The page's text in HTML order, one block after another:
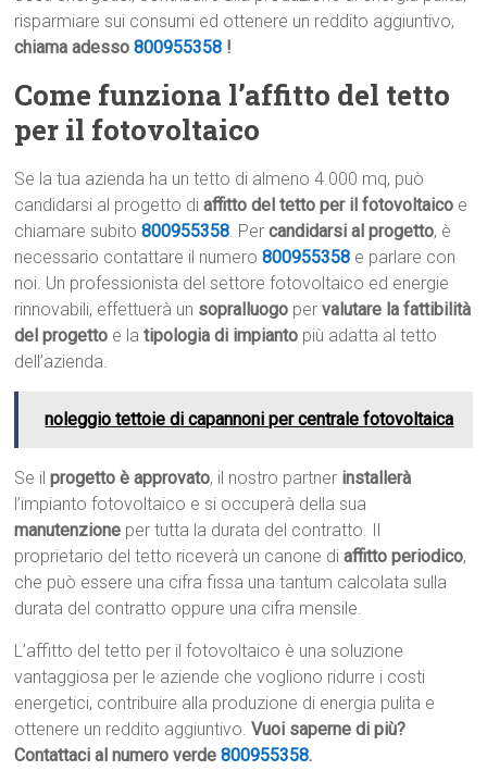
risparmiare sui consumi ed ottenere un reddito aggiuntivo,
chiama adesso800955358 !
Come funziona l’affitto del tetto
per il fotovoltaico
Se la tua azienda ha un tetto di almeno 4.000 mq, può
candidarsi al progetto diaffitto del tetto per il fotovoltaico e
chiamare subito800955358. Percandidarsi al progetto, è
necessario contattare il numero800955358 e parlare con
noi. Un professionista del settore fotovoltaico ed energie
rinnovabili, effettuerà un sopralluogo pervalutare la fattibilità
del progetto e latipologia di impianto più adatta al tetto
dell’azienda.
noleggio tettoie di capannoni per centrale fotovoltaica
Se ilprogetto è approvato, il nostro partner installerà
l’impianto fotovoltaico e si occuperà della sua
manutenzione per tutta la durata del contratto. Il
proprietario del tetto riceverà un canone diaffitto periodico,
che può essere una cifra fissa una tantum calcolata sulla
durata del contratto oppure una cifra mensile.
L’affitto del tetto per il fotovoltaico è una soluzione
vantaggiosa per le aziende che vogliono ridurre i costi
energetici, contribuire alla produzione di energia pulita e
ottenere un reddito aggiuntivo.Vuoi saperne di più?
Contattaci al numero verde800955358.